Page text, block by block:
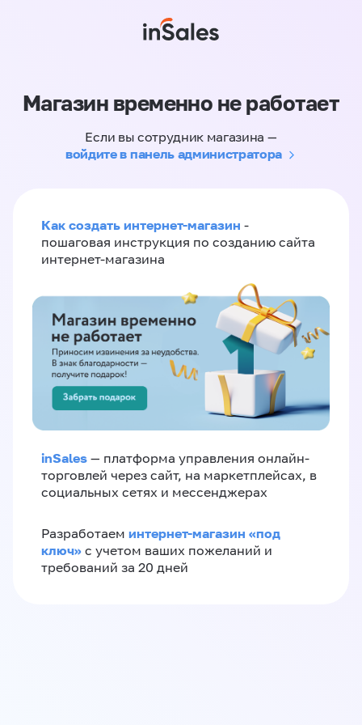
Магазин временно не работает
Если вы сотрудник магазина —
войдите в панель администратора
Как создать интернет-магазин -
пошаговая инструкция по созданию сайта
интернет-магазина
inSales — платформа управления онлайн-
торговлей через сайт, на маркетплейсах, в
социальных сетях и мессенджерах
Разработаем интернет-магазин «‎под
ключ»‎ с учетом ваших пожеланий и
требований за 20 дней